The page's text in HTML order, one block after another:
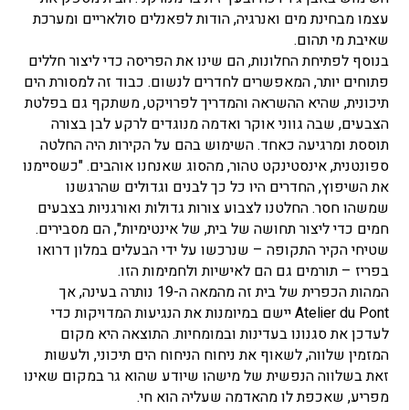
עצמו מבחינת מים ואנרגיה, הודות לפאנלים סולאריים ומערכת
שאיבת מי תהום.
בנוסף לפתיחת החלונות, הם שינו את הפריסה כדי ליצור חללים
פתוחים יותר, המאפשרים לחדרים לנשום. כבוד זה למסורת הים
תיכונית, שהיא ההשראה והמדריך לפרויקט, משתקף גם בפלטת
הצבעים, שבה גווני אוקר ואדמה מנוגדים לרקע לבן בצורה
תוססת ומרגיעה כאחד. השימוש בהם על הקירות היה החלטה
ספונטנית, אינסטינקט טהור, מהסוג שאנחנו אוהבים. "כשסיימנו
את השיפוץ, החדרים היו כל כך לבנים וגדולים שהרגשנו
שמשהו חסר. החלטנו לצבוע צורות גדולות ואורגניות בצבעים
חמים כדי ליצור תחושה של בית, של אינטימיות", הם מסבירים.
שטיחי הקיר התקופה – שנרכשו על ידי הבעלים במלון דרואו
בפריז – תורמים גם הם לאישיות ולחמימות הזו.
המהות הכפרית של בית זה מהמאה ה-19 נותרה בעינה, אך
Atelier du Pontיישם במיומנות את הנגיעות המדויקות כדי
לעדכן את סגנונו בעדינות ובמומחיות. התוצאה היא מקום
המזמין שלווה, לשאוף את ניחוח הניחוח הים תיכוני, ולעשות
זאת בשלווה הנפשית של מישהו שיודע שהוא גר במקום שאינו
מפריע, שאכפת לו מהאדמה שעליה הוא חי.